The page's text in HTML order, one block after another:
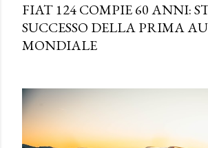
FIAT 124 COMPIE 60 ANNI:
SUCCESSO DELLA PRIMA
MONDIALE